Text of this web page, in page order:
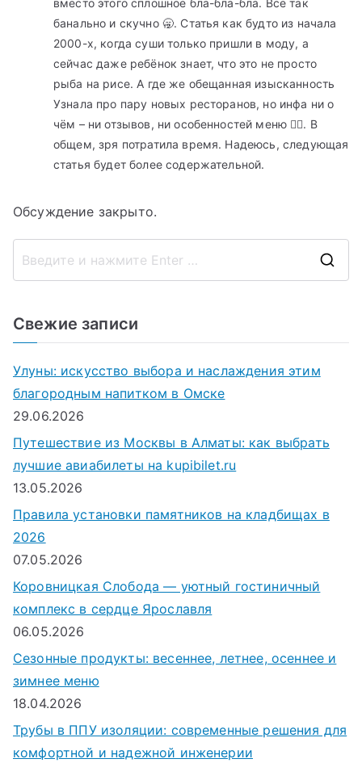
вместо этого сплошное бла-бла-бла. Всё так
банально и скучно 🥱. Статья как будто из начала
2000-х, когда суши только пришли в моду, а
сейчас даже ребёнок знает, что это не просто
рыба на рисе. А где же обещанная изысканность
Узнала про пару новых ресторанов, но инфа ни о
чём – ни отзывов, ни особенностей меню 🤷‍♀️. В
общем, зря потратила время. Надеюсь, следующая
статья будет более содержательной.
Обсуждение закрыто.
Свежие записи
Улуны: искусство выбора и наслаждения этим
благородным напитком в Омске
29.06.2026
Путешествие из Москвы в Алматы: как выбрать
лучшие авиабилеты на kupibilet.ru
13.05.2026
Правила установки памятников на кладбищах в
2026
07.05.2026
Коровницкая Слобода — уютный гостиничный
комплекс в сердце Ярославля
06.05.2026
Сезонные продукты: весеннее, летнее, осеннее и
зимнее меню
18.04.2026
Трубы в ППУ изоляции: современные решения для
комфортной и надежной инженерии